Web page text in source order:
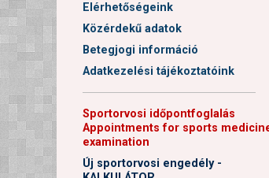
Elérhetőségeink
Közérdekű adatok
Betegjogi információ
Adatkezelési tájékoztatóink
──────────────────────
Sportorvosi időpontfoglalás
Appointments for sports
examination
Új sportorvosi engedély -